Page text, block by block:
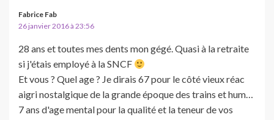
Fabrice Fab
26 janvier 2016 à 23:56
28 ans et toutes mes dents mon gégé. Quasi à la retraite
si j'étais employé à la SNCF
Et vous ? Quel age ? Je dirais 67 pour le côté vieux réac
aigri nostalgique de la grande époque des trains et hum…
7 ans d'age mental pour la qualité et la teneur de vos